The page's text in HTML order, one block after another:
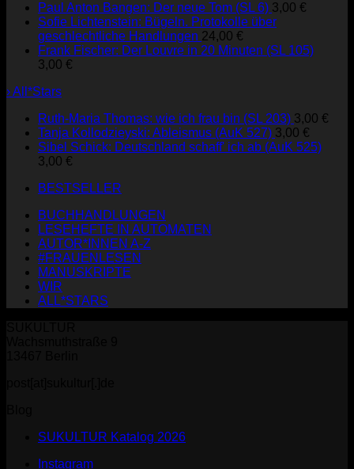
Paul Anton Bangen: Der neue Tom (SL 6) 3,00 €
Sofie Lichtenstein: Bügeln. Protokolle über
geschlechtliche Handlungen 24,00 €
Frank Fischer: Der Louvre in 20 Minuten (SL 105)
3,00 €
› All*Stars
Ruth-Maria Thomas: wie ich frau bin (SL 203) 3,00 €
Tanja Kollodzieyski: Ableismus (AuK 527) 3,00 €
Sibel Schick: Deutschland schaff' ich ab (AuK 525)
3,00 €
BESTSELLER
BUCHHANDLUNGEN
LESEHEFTE IN AUTOMATEN
AUTOR*INNEN A-Z
#FRAUENLESEN
MANUSKRIPTE
WIR
ALL*STARS
SUKULTUR Katalog 2026
Instagram